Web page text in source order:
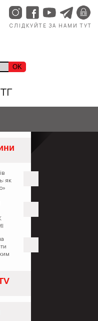
СЛІДКУЙТЕ ЗА НАМИ ТУТ
OK
як